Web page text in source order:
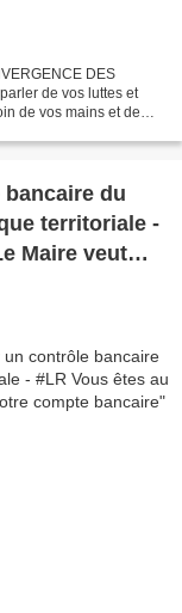
DES
de vos luttes et
de vos mains et de
du
territoriale -
Maire veut